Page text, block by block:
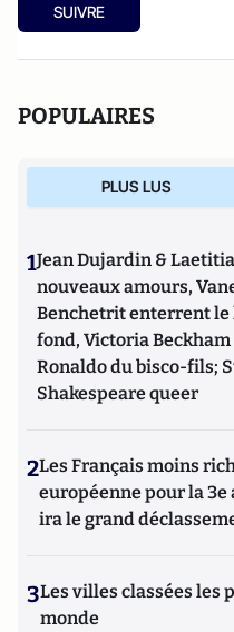
SUIVRE
POPULAIRES
PLUS LUS
1Jean Dujardin &
nouveaux amours,
Benchetrit enterrent le
fond, Victoria
Ronaldo du bisco-fils;
Shakespeare queer
2Les Français moins
européenne pour la 3e
ira le grand
3Les villes classées les
monde